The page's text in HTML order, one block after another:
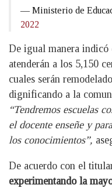
— Ministerio de
2022
De igual manera indicó
atenderán a los 5,150
cuales serán
dignificando a la
“Tendremos escuelas
el docente enseñe y
los conocimientos”,
De acuerdo con el
experimentando la